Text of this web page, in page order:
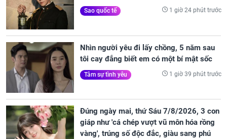
Sao quốc tế 1 giờ 24 phút trước
Nhìn người yêu đi lấy chồng, 5 năm sau
tôi cay đắng biết em có một bí mật sốc
Tâm sự tình yêu 1 giờ 39 phút trước
Đúng ngày mai, thứ Sáu 7/8/2026, 3 con
giáp như 'cá chép vượt vũ môn hóa rồng
vàng', trúng số độc đắc, giàu sang phú